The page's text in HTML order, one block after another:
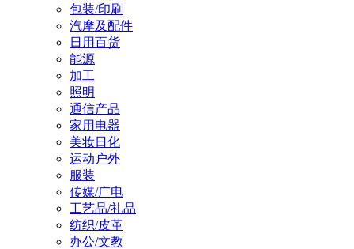
包装/印刷
汽摩及配件
日用百货
能源
加工
照明
通信产品
家用电器
美妆日化
运动户外
服装
传媒/广电
工艺品/礼品
纺织/皮革
办公/文教